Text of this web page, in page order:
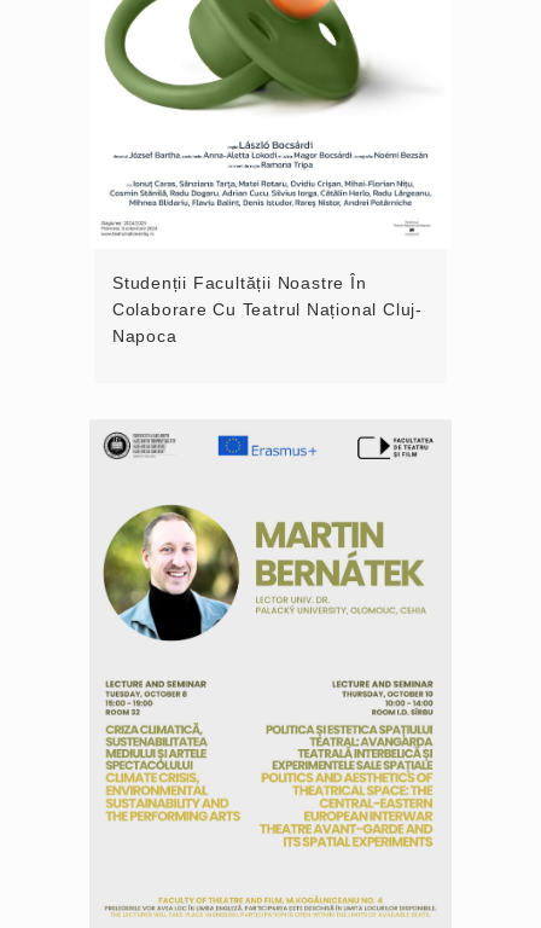
Studenții Facultății Noastre În
Colaborare Cu Teatrul Național Cluj-
Napoca